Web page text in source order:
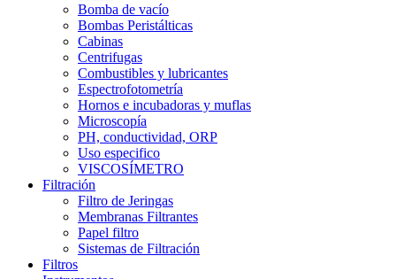
Bomba de vacío
Bombas Peristálticas
Cabinas
Centrifugas
Combustibles y lubricantes
Espectrofotometría
Hornos e incubadoras y muflas
Microscopía
PH, conductividad, ORP
Uso especifico
VISCOSÍMETRO
Filtración
Filtro de Jeringas
Membranas Filtrantes
Papel filtro
Sistemas de Filtración
Filtros